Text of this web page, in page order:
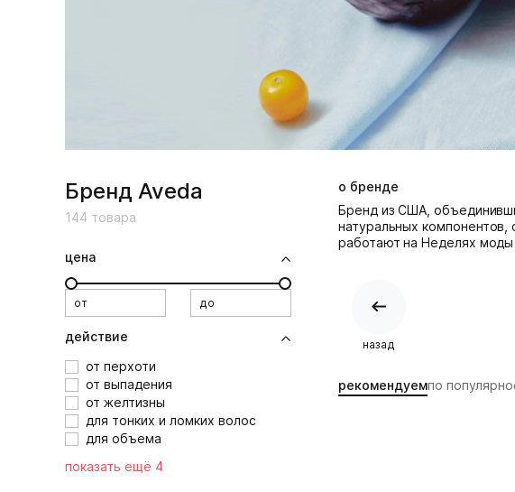
Бренд Aveda
144 товара
цена
от до
действие
от перхоти
от выпадения
от желтизны
для тонких и ломких волос
для объема
показать ещё 4
о бренде
Бренд из США,
натуральных компонентов,
работают на Неделях
назад
рекомендуемпо